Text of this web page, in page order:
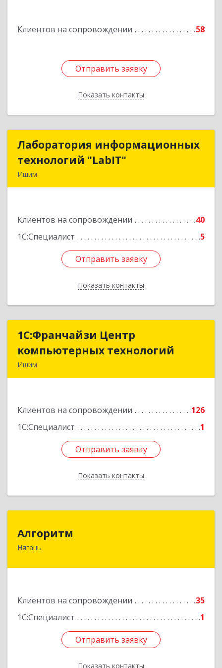
Клиентов на сопровождении 58
Отправить заявку
Показать контакты
Подробнее
Отправить заявку
Назад
Лаборатория информационных
технологий "LabIT"
Ишим
Клиентов на сопровождении
40
1С:Специалист
5
Отправить заявку
Показать контакты
Лаборатория информационных
технологий "LabIT"
Подробнее
Отправить заявку
Назад
1С:Франчайзи Центр
компьютерных технологий
Ишим
Клиентов на сопровождении
126
1С:Специалист
1
Отправить заявку
Показать контакты
1С:Франчайзи Центр
компьютерных технологий
Подробнее
Отправить заявку
Назад
Алгоритм
Нягань
Клиентов на сопровождении
35
1С:Специалист
1
Отправить заявку
Показать контакты
628186, Ханты-Мансийский Автономный округ
Подробнее
Отправить заявку
Назад